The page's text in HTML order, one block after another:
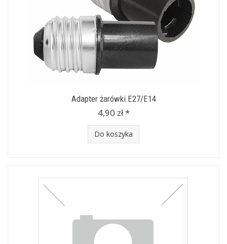
Adapter żarówki E27/E14
4,90 zł *
Do koszyka